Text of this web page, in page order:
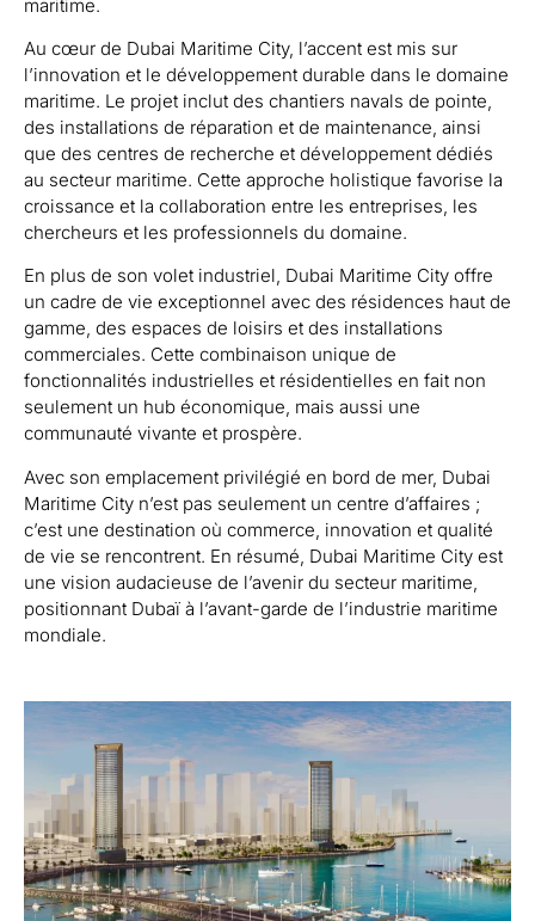
maritime.
Au cœur de Dubai Maritime City, l’accent est mis sur
l’innovation et le développement durable dans le domaine
maritime. Le projet inclut des chantiers navals de pointe,
des installations de réparation et de maintenance, ainsi
que des centres de recherche et développement dédiés
au secteur maritime. Cette approche holistique favorise la
croissance et la collaboration entre les entreprises, les
chercheurs et les professionnels du domaine.
En plus de son volet industriel, Dubai Maritime City offre
un cadre de vie exceptionnel avec des résidences haut de
gamme, des espaces de loisirs et des installations
commerciales. Cette combinaison unique de
fonctionnalités industrielles et résidentielles en fait non
seulement un hub économique, mais aussi une
communauté vivante et prospère.
Avec son emplacement privilégié en bord de mer, Dubai
Maritime City n’est pas seulement un centre d’affaires ;
c’est une destination où commerce, innovation et qualité
de vie se rencontrent. En résumé, Dubai Maritime City est
une vision audacieuse de l’avenir du secteur maritime,
positionnant Dubaï à l’avant-garde de l’industrie maritime
mondiale.